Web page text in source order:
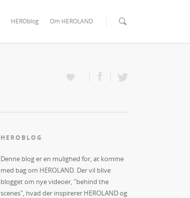
HEROblog Om HEROLAND
HEROBLOG
Denne blog er en mulighed for, at komme
med bag om HEROLAND. Der vil blive
blogget om nye videoer, "behind the
scenes", hvad der inspirerer HEROLAND og